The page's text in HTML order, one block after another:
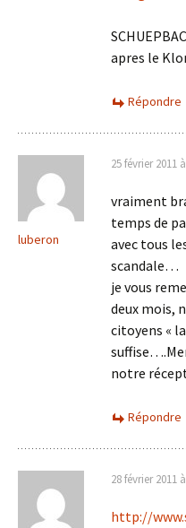
apres le
Répondre
luberon
25 février 2011
vraiment
temps de
avec tous
scandale…
je vous
deux mois,
citoyens «
notre
Répondre
28 février 2011
http://